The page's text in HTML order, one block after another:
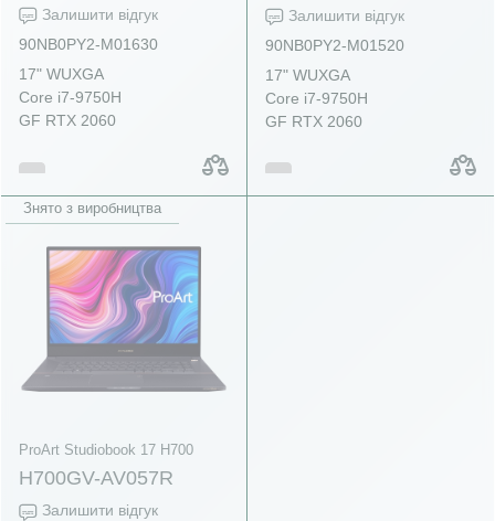
Залишити відгук
90NB0PY2-M01630
17" WUXGA
Core i7-9750H
GF RTX 2060
Залишити відгук
90NB0PY2-M01520
17" WUXGA
Core i7-9750H
GF RTX 2060
Знято з виробництва
ProArt Studiobook 17 H700
H700GV-AV057R
Залишити відгук